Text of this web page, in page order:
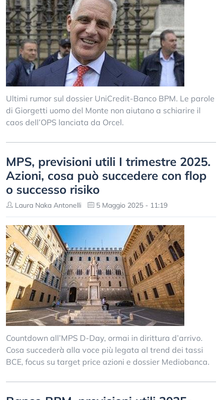
Ultimi rumor sul dossier UniCredit-Banco BPM. Le parole
di Giorgetti uomo del Monte non aiutano a schiarire il
caos dell’OPS lanciata da Orcel.
MPS, previsioni utili I trimestre 2025.
Azioni, cosa può succedere con flop
o successo risiko
Laura Naka Antonelli 5 Maggio 2025 - 11:19
Countdown all’MPS D-Day, ormai in dirittura d’arrivo.
Cosa succederà alla voce più legata al trend dei tassi
BCE, focus su target price azioni e dossier Mediobanca.